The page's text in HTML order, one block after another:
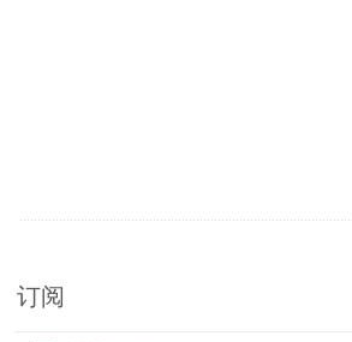
订阅